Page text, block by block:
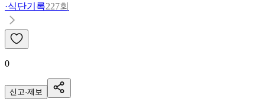
·식단기록227회
0
신고·제보